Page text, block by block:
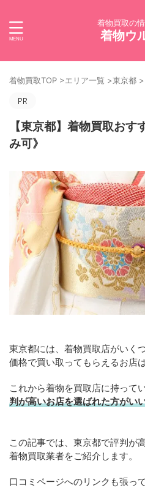
着物買取の
着物ウ
着物買取TOP >エリア一覧 >東京都 >
【東京都】着物買取お
み可》
東京都には、着物買取店がいく
価格で買い取ってもらえるお店
これから着物を買取店に持って
判が高いお店を選ばれた方がい
この記事では、東京都で評判が
着物買取業者をご紹介します。
口コミページへのリンクも張っ